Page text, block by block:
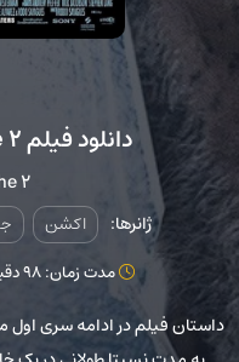
دانلود فیلم Don’t Breathe 2
2
ژانرها: اکشن
مدت زمان: 98 دقیقه
داستان فیلم در ادامه سری